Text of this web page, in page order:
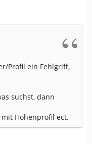
Profil ein Fehlgriff,
suchst, dann
Höhenprofil ect.